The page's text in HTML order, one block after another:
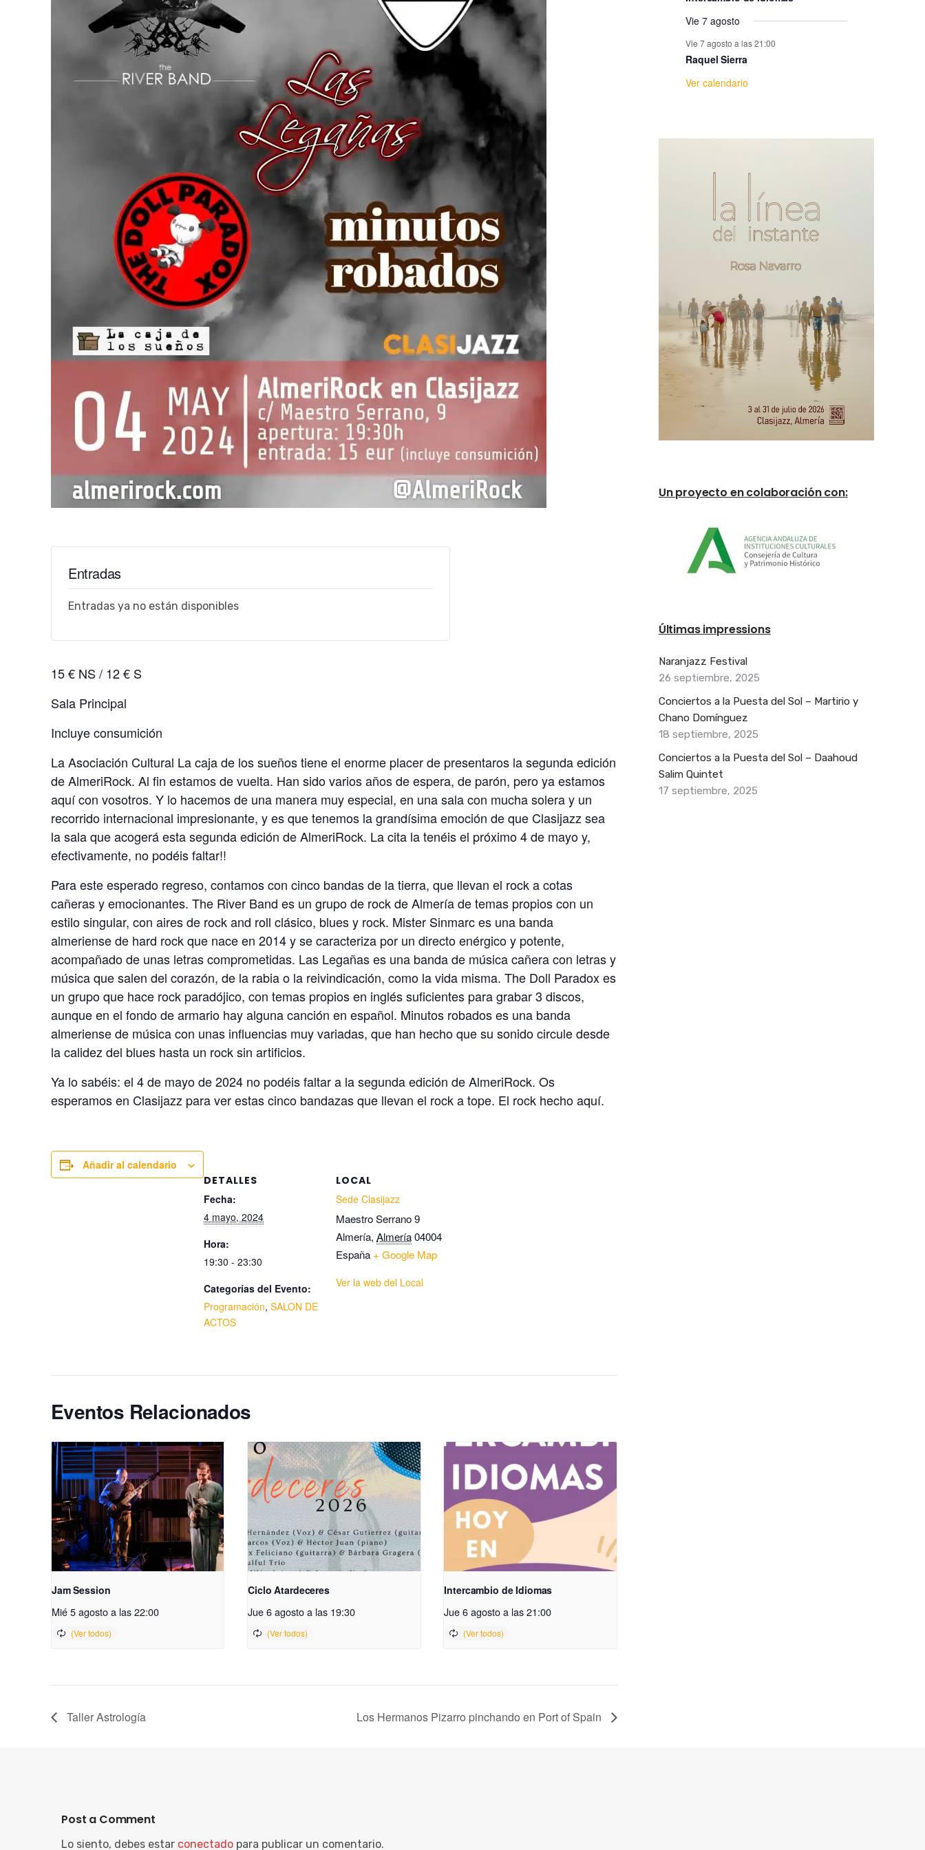
Entradas
Entradas ya no están disponibles
15 € NS / 12 € S
Sala Principal
Incluye consumición
La Asociación Cultural La caja de los sueños tiene el enorme placer de presentaros la segunda edición
de AlmeriRock. Al fin estamos de vuelta. Han sido varios años de espera, de parón, pero ya estamos
aquí con vosotros. Y lo hacemos de una manera muy especial, en una sala con mucha solera y un
recorrido internacional impresionante, y es que tenemos la grandísima emoción de que Clasijazz sea
la sala que acogerá esta segunda edición de AlmeriRock. La cita la tenéis el próximo 4 de mayo y,
efectivamente, no podéis faltar!!
Para este esperado regreso, contamos con cinco bandas de la tierra, que llevan el rock a cotas
cañeras y emocionantes. The River Band es un grupo de rock de Almería de temas propios con un
estilo singular, con aires de rock and roll clásico, blues y rock. Mister Sinmarc es una banda
almeriense de hard rock que nace en 2014 y se caracteriza por un directo enérgico y potente,
acompañado de unas letras comprometidas. Las Legañas es una banda de música cañera con letras y
música que salen del corazón, de la rabia o la reivindicación, como la vida misma. The Doll Paradox es
un grupo que hace rock paradójico, con temas propios en inglés suficientes para grabar 3 discos,
aunque en el fondo de armario hay alguna canción en español. Minutos robados es una banda
almeriense de música con unas influencias muy variadas, que han hecho que su sonido circule desde
la calidez del blues hasta un rock sin artificios.
Ya lo sabéis: el 4 de mayo de 2024 no podéis faltar a la segunda edición de AlmeriRock. Os
esperamos en Clasijazz para ver estas cinco bandazas que llevan el rock a tope. El rock hecho aquí.
Añadir al calendario
DETALLES
Fecha:
4 mayo, 2024
Hora:
19:30 - 23:30
Categorías del Evento:
Programación, SALON DE
ACTOS
LOCAL
Sede Clasijazz
Maestro Serrano 9
Almería, Almería04004
España + Google Map
Ver la web del Local
Eventos Relacionados
Jam Session
Mié 5 agosto a las 22:00
Ciclo Atardeceres
Jue 6 agosto a las 19:30
Intercambio de Idiomas
Jue 6 agosto a las 21:00
Taller Astrología Los Hermanos Pizarro pinchando en Port of Spain
Post a Comment
Lo siento, debes estar conectado para publicar un comentario.
e
E
v
Vie 7 agosto
Vie 7 agosto a las 21:00
Raquel Sierra
Ver calendario
Un proyecto en colaboración con:
Últimas impressions
Naranjazz Festival
26 septiembre, 2025
Conciertos a la Puesta del Sol – Martirio y
Chano Domínguez
18 septiembre, 2025
Conciertos a la Puesta del Sol – Daahoud
Salim Quintet
17 septiembre, 2025